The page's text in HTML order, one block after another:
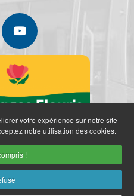
votre expérience sur notre site
notre utilisation des cookies.
!